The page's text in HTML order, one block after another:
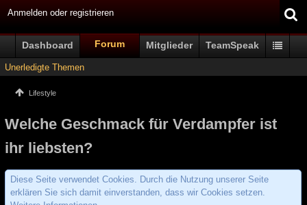
Anmelden oder registrieren
Dashboard Forum Mitglieder TeamSpeak
Unerledigte Themen
Lifestyle
Welche Geschmack für Verdampfer ist
ihr liebsten?
Diese Seite verwendet Cookies. Durch die Nutzung unserer Seite
erklären Sie sich damit einverstanden, dass wir Cookies setzen.